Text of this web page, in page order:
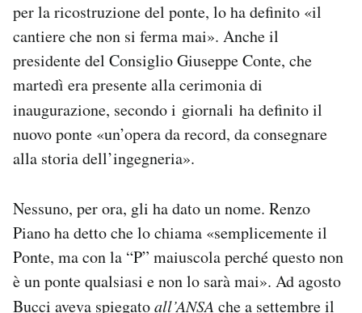
per la ricostruzione del ponte, lo ha definito «il
cantiere che non si ferma mai». Anche il
presidente del Consiglio Giuseppe Conte, che
martedì era presente alla cerimonia di
inaugurazione, secondo i giornali ha definito il
nuovo ponte «un’opera da record, da consegnare
alla storia dell’ingegneria».
Nessuno, per ora, gli ha dato un nome. Renzo
Piano ha detto che lo chiama «semplicemente il
Ponte, ma con la “P” maiuscola perché questo non
è un ponte qualsiasi e non lo sarà mai». Ad agosto
Bucci aveva spiegatoall’ANSA che a settembre il